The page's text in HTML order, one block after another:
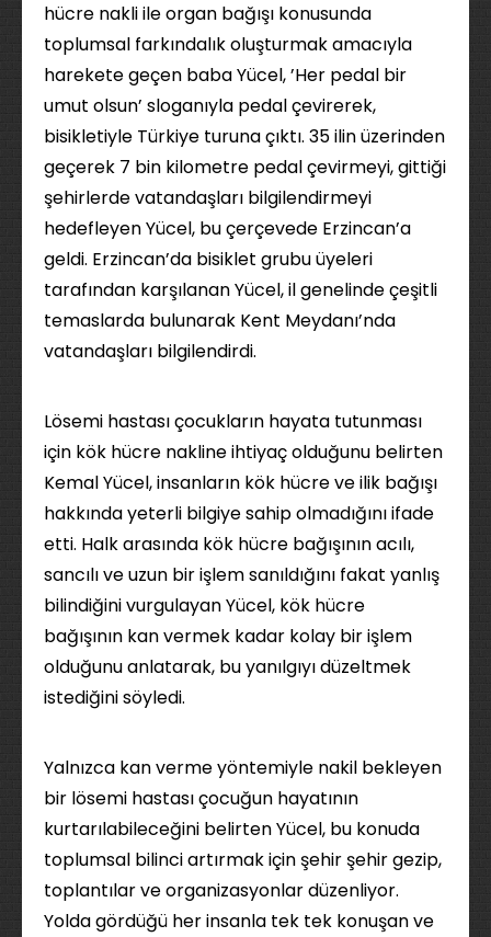
hücre nakli ile organ bağışı konusunda
toplumsal farkındalık oluşturmak amacıyla
harekete geçen baba Yücel, ’Her pedal bir
umut olsun’ sloganıyla pedal çevirerek,
bisikletiyle Türkiye turuna çıktı. 35 ilin üzerinden
geçerek 7 bin kilometre pedal çevirmeyi, gittiği
şehirlerde vatandaşları bilgilendirmeyi
hedefleyen Yücel, bu çerçevede Erzincan’a
geldi. Erzincan’da bisiklet grubu üyeleri
tarafından karşılanan Yücel, il genelinde çeşitli
temaslarda bulunarak Kent Meydanı’nda
vatandaşları bilgilendirdi.
Lösemi hastası çocukların hayata tutunması
için kök hücre nakline ihtiyaç olduğunu belirten
Kemal Yücel, insanların kök hücre ve ilik bağışı
hakkında yeterli bilgiye sahip olmadığını ifade
etti. Halk arasında kök hücre bağışının acılı,
sancılı ve uzun bir işlem sanıldığını fakat yanlış
bilindiğini vurgulayan Yücel, kök hücre
bağışının kan vermek kadar kolay bir işlem
olduğunu anlatarak, bu yanılgıyı düzeltmek
istediğini söyledi.
Yalnızca kan verme yöntemiyle nakil bekleyen
bir lösemi hastası çocuğun hayatının
kurtarılabileceğini belirten Yücel, bu konuda
toplumsal bilinci artırmak için şehir şehir gezip,
toplantılar ve organizasyonlar düzenliyor.
Yolda gördüğü her insanla tek tek konuşan ve